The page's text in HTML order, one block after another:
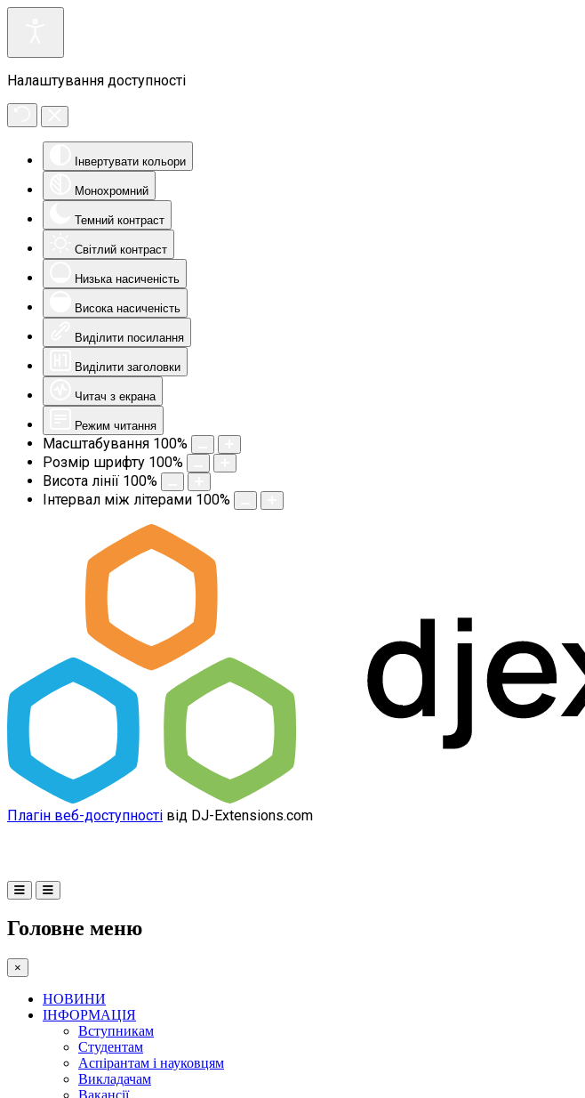
Налаштування доступності
Інвертувати кольори
Монохромний
Темний контраст
Світлий контраст
Низька насиченість
Висока насиченість
Виділити посилання
Виділити заголовки
Читач з екрана
Режим читання
Масштабування 100%
Розмір шрифту 100%
Висота лінії 100%
Інтервал між літерами 100%
Плагін веб-доступності від DJ-Extensions.com
Головне меню
×
НОВИНИ
ІНФОРМАЦІЯ
Вступникам
Студентам
Аспірантам і науковцям
Викладачам